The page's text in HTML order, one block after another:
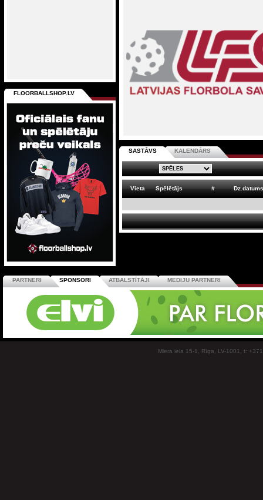
SASTĀVS KALENDĀRS
Vieta Spēlētājs # Dz.datums
FLOORBALLSHOP.LV
PARTNERI SPONSORI ATBALSTĪTĀJI MEDIJU PARTNERI
Miera iela 15-1, Rīga, LV-1001, t: